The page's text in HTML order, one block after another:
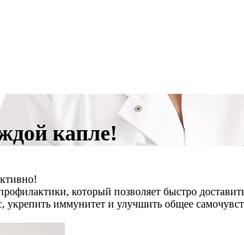
капле!
который позволяет быстро
укрепить иммунитет и улучшить общее